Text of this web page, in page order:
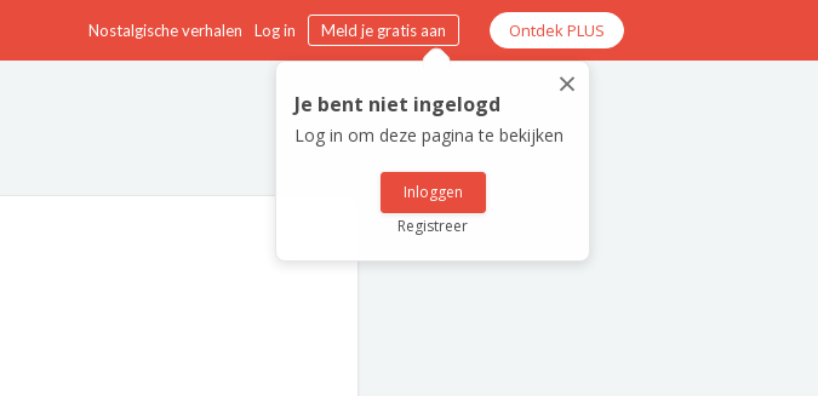
Nostalgische verhalen Log in Meld je gratis aan Ontdek PLUS
×
Je bent niet ingelogd
Log in om deze pagina te bekijken
Inloggen
Registreer